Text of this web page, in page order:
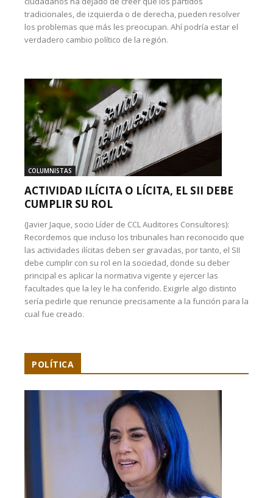
tradicionales, de izquierda o de derecha, pueden resolver
los problemas que más les preocupan. Ahí podría estar el
verdadero cambio político de la región.
COLUMNISTAS
ACTIVIDAD ILÍCITA O LÍCITA, EL SII DEBE
CUMPLIR SU ROL
(Javier Jaque, socio Líder de CCL Auditores Consultores):
Recordemos que incluso los tribunales han reconocido que
las actividades ilícitas deben ser gravadas, por tanto, el SII
debe cumplir con su rol en la sociedad, donde su deber
principal es aplicar la normativa vigente y ejercer las
facultades que la ley le ha conferido. Exigirle algo distinto
sería pedirle que renuncie precisamente a la función para la
cual fue creado.
POLÍTICA